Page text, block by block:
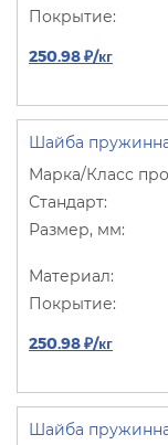
250.98 ₽/кг
Шайба
250.98 ₽/кг
Шайба